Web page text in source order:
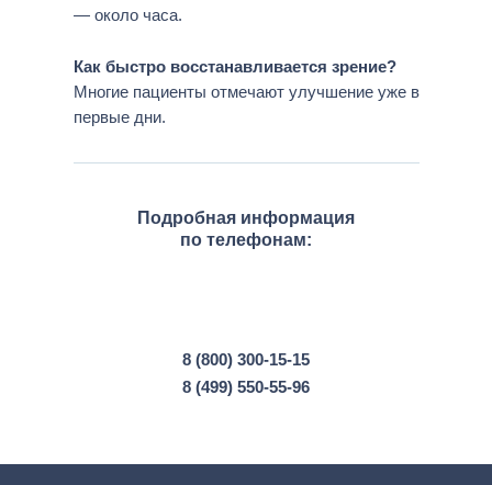
— около часа.
Как быстро восстанавливается зрение?
Многие пациенты отмечают улучшение уже в
первые дни.
Подробная информация
по телефонам:
8 (800) 300-15-15
8 (499) 550-55-96